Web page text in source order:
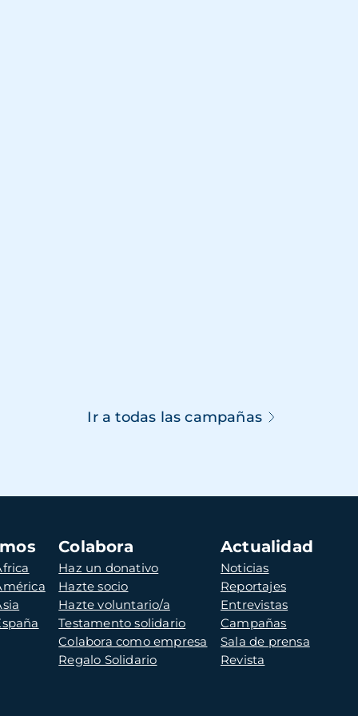
Ir a todas las campañas
Colabora
Haz un donativo
Hazte socio
Hazte voluntario/a
Testamento solidario
Colabora como empresa
Regalo Solidario
Actualidad
Noticias
Reportajes
Entrevistas
Campañas
Sala de prensa
Revista